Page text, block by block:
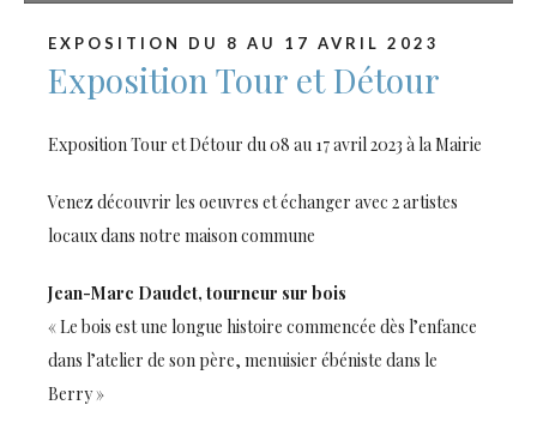
EXPOSITION DU 8 AU 17 AVRIL 2023
Exposition Tour et Détour
Exposition Tour et Détour du 08 au 17 avril 2023 à la Mairie
Venez découvrir les oeuvres et échanger avec 2 artistes
locaux dans notre maison commune
Jean-Marc Daudet, tourneur sur bois
« Le bois est une longue histoire commencée dès l’enfance
dans l’atelier de son père, menuisier ébéniste dans le
Berry »